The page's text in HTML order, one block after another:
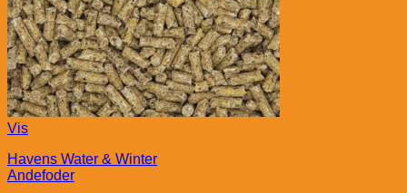
Vis
Havens Water & Winter
Andefoder